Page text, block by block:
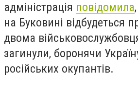
адміністрація повідомила
на Буковині відбудеться
двома
загинули, боронячи
російських окупантів.